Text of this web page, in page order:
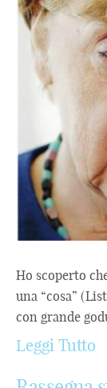
Ho scoperto
una “cosa”
con grande
Leggi Tutto